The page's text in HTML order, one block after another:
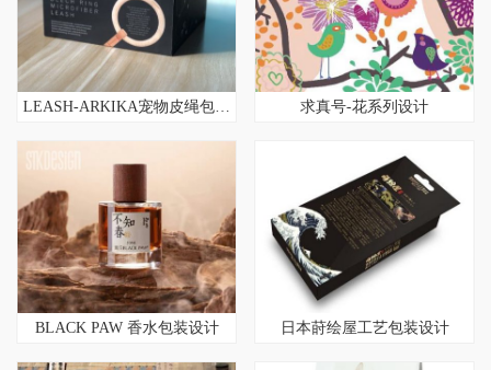
求真号-花系列设计
BLACK PAW 香水包装设计 日本莳绘屋工艺包装设计